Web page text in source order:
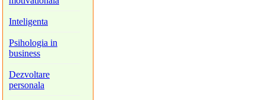
Inteligenta
Psihologia in
business
Dezvoltare
personala